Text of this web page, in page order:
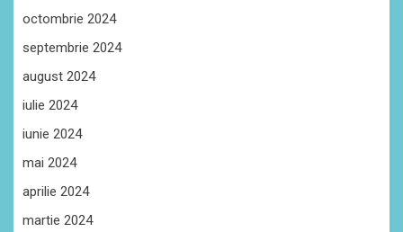
octombrie 2024
septembrie 2024
august 2024
iulie 2024
iunie 2024
mai 2024
aprilie 2024
martie 2024